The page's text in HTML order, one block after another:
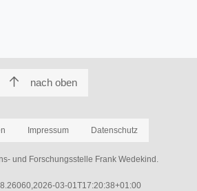
nach oben
Impressum Datenschutz
und Forschungsstelle Frank Wedekind.
03-01T17:20:38+01:00